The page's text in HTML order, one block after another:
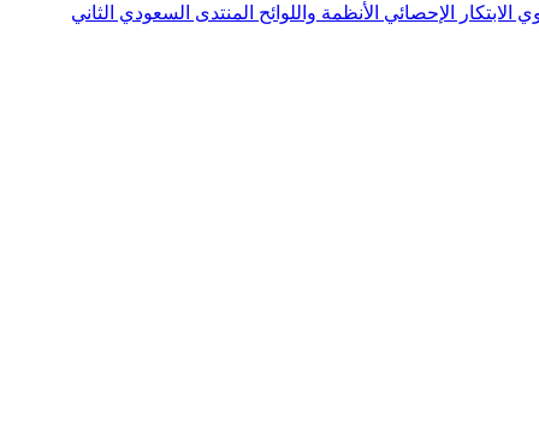
الابتكار الإحصائي الأنظمة واللوائح المنتدى السعودي الثاني